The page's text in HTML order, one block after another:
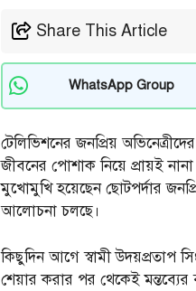
Share This Article
WhatsApp Group
টেলিভিশনের জনপ্রিয়
জীবনের পোশাক নিয়ে প্রায়ই
মুখোমুখি হয়েছেন ছোটপর্দার
আলোচনা চলছে।
কিছুদিন আগে স্বামী উদয়প্রতাপ
শেয়ার করার পর থেকেই